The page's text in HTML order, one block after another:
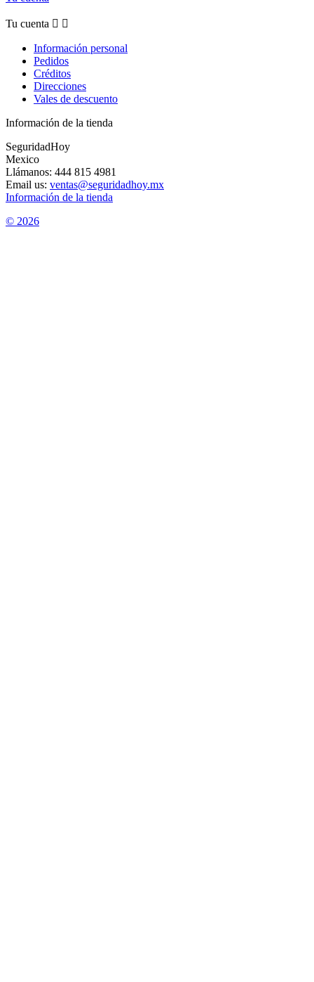
Tu cuenta  
Información personal
Pedidos
Créditos
Direcciones
Vales de descuento
Información de la tienda
SeguridadHoy
Mexico
Llámanos: 444 815 4981
Email us: ventas@seguridadhoy.mx
Información de la tienda
© 2026